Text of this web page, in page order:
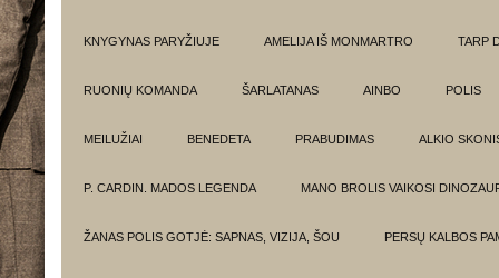
KNYGYNAS PARYŽIUJE AMELIJA IŠ MONMARTRO TARP
RUONIŲ KOMANDA ŠARLATANAS AINBO POLIS
MEILUŽIAI BENEDETA PRABUDIMAS ALKIO
P. CARDIN. MADOS LEGENDA MANO BROLIS VAIKOSI
ŽANAS POLIS GOTJĖ: SAPNAS, VIZIJA, ŠOU PERSŲ KALBOS